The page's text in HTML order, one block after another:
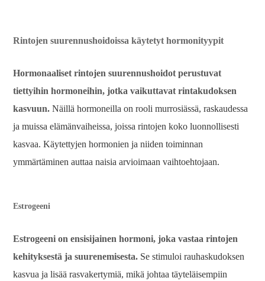
Rintojen suurennushoidoissa käytetyt hormonityypit
Hormonaaliset rintojen suurennushoidot perustuvat
tiettyihin hormoneihin, jotka vaikuttavat rintakudoksen
kasvuun. Näillä hormoneilla on rooli murrosiässä, raskaudessa
ja muissa elämänvaiheissa, joissa rintojen koko luonnollisesti
kasvaa. Käytettyjen hormonien ja niiden toiminnan
ymmärtäminen auttaa naisia ​​arvioimaan vaihtoehtojaan.
Estrogeeni
Estrogeeni on ensisijainen hormoni, joka vastaa rintojen
kehityksestä ja suurenemisesta. Se stimuloi rauhaskudoksen
kasvua ja lisää rasvakertymiä, mikä johtaa täyteläisempiin